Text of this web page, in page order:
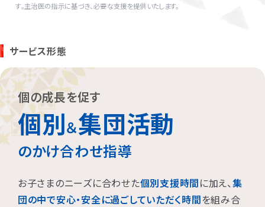
す。主治医の指示に基づき、必要な支援を提供いたします。
サービス形態
個の成長を促す
個別＆集団活動
のかけ合わせ指導
お子さまのニーズに合わせた個別支援時間に加え、集
団の中で安心・安全に過ごしていただく時間を組み合